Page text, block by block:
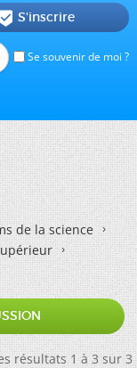
Se souvenir de moi ?
 S'inscrire
de la science
résultats 1 à 3 sur 3